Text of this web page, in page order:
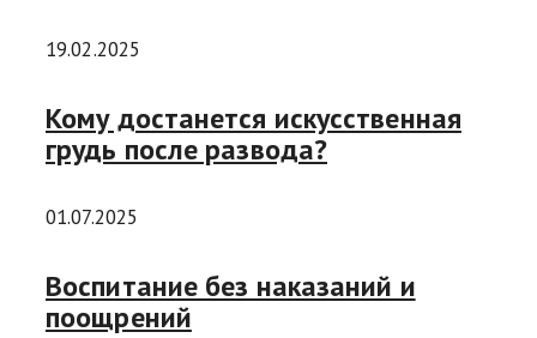
19.02.2025
Кому достанется искусственная
грудь после развода?
01.07.2025
Воcпитание без наказаний и
поощрений